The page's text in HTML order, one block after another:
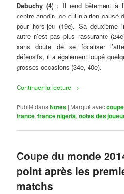
Debuchy (4) : Il rend bêtement à
centre anodin, ce qui n’a rien causé
pour hors-jeu (19e). Sa deuxième
autre n’est pas plus rassurante
sans doute de se focaliser
défensifs, il a également loupé
grosses occasions (34e, 40e).
Continuer la lecture →
Publié dansNotes | Marqué avec
france,france nigeria,notes des
Coupe du monde
point après les
matchs